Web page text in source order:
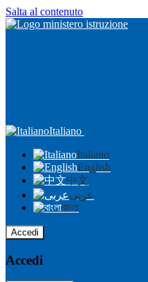
Salta al contenuto
Italiano
Italiano
English
中文
عربى
বাংলা
Accedi
Accedi